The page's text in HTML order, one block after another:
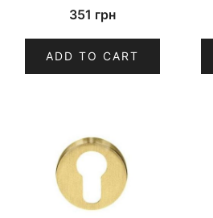
351 грн
ADD TO CART